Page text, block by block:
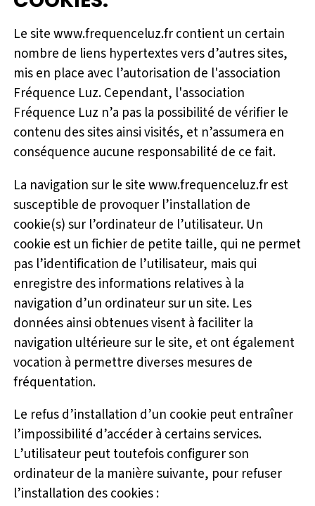
Le site www.frequenceluz.fr contient un certain
nombre de liens hypertextes vers d’autres sites,
mis en place avec l’autorisation de l'association
Fréquence Luz. Cependant, l'association
Fréquence Luz n’a pas la possibilité de vérifier le
contenu des sites ainsi visités, et n’assumera en
conséquence aucune responsabilité de ce fait.
La navigation sur le site www.frequenceluz.fr est
susceptible de provoquer l’installation de
cookie(s) sur l’ordinateur de l’utilisateur. Un
cookie est un fichier de petite taille, qui ne permet
pas l’identification de l’utilisateur, mais qui
enregistre des informations relatives à la
navigation d’un ordinateur sur un site. Les
données ainsi obtenues visent à faciliter la
navigation ultérieure sur le site, et ont également
vocation à permettre diverses mesures de
fréquentation.
Le refus d’installation d’un cookie peut entraîner
l’impossibilité d’accéder à certains services.
L’utilisateur peut toutefois configurer son
ordinateur de la manière suivante, pour refuser
l’installation des cookies :